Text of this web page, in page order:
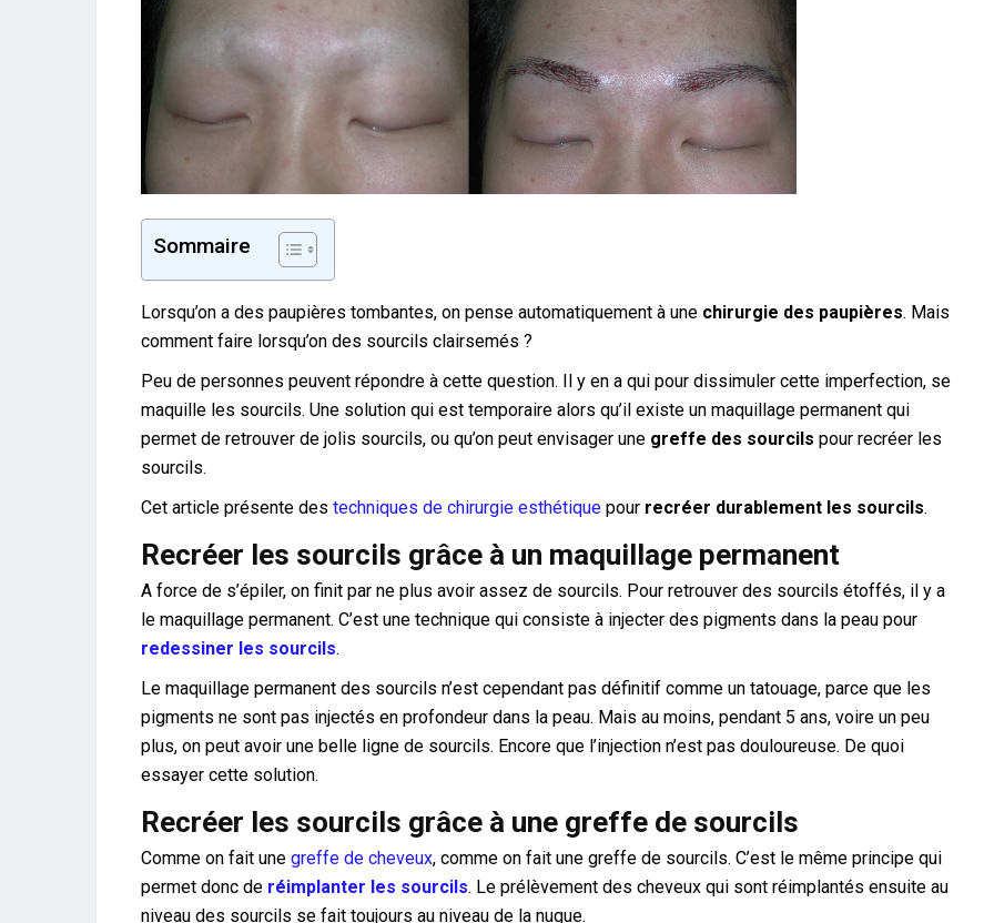
Sommaire
Lorsqu’on a des paupières tombantes, on pense automatiquement à une chirurgie des paupières. Mais
comment faire lorsqu’on des sourcils clairsemés ?
Peu de personnes peuvent répondre à cette question. Il y en a qui pour dissimuler cette imperfection, se
maquille les sourcils. Une solution qui est temporaire alors qu’il existe un maquillage permanent qui
permet de retrouver de jolis sourcils, ou qu’on peut envisager une greffe des sourcils pour recréer les
sourcils.
Cet article présente des techniques de chirurgie esthétique pour recréer durablement les sourcils.
Recréer les sourcils grâce à un maquillage permanent
A force de s’épiler, on finit par ne plus avoir assez de sourcils. Pour retrouver des sourcils étoffés, il y a
le maquillage permanent. C’est une technique qui consiste à injecter des pigments dans la peau pour
redessiner les sourcils.
Le maquillage permanent des sourcils n’est cependant pas définitif comme un tatouage, parce que les
pigments ne sont pas injectés en profondeur dans la peau. Mais au moins, pendant 5 ans, voire un peu
plus, on peut avoir une belle ligne de sourcils. Encore que l’injection n’est pas douloureuse. De quoi
essayer cette solution.
Recréer les sourcils grâce à une greffe de sourcils
Comme on fait une greffe de cheveux, comme on fait une greffe de sourcils. C’est le même principe qui
permet donc de réimplanter les sourcils. Le prélèvement des cheveux qui sont réimplantés ensuite au
niveau des sourcils se fait toujours au niveau de la nuque.